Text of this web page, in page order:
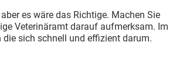
es wäre das Richtige. Machen Sie
Veterinäramt darauf aufmerksam. Im
sich schnell und effizient darum.